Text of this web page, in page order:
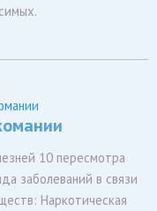
10 пересмотра
заболеваний в связи
Наркотическая